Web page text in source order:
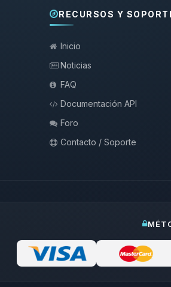
RECURSOS Y
Inicio
Noticias
FAQ
Documentación API
Foro
Contacto / Soporte